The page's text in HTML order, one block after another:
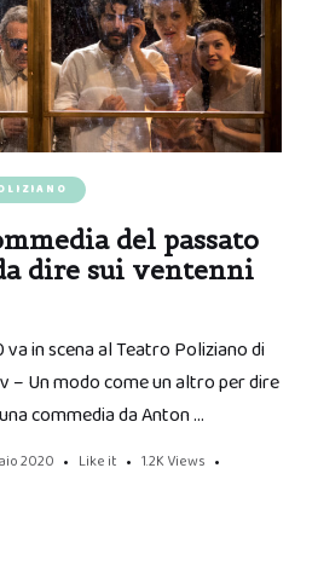
del passato
dire sui ventenni
in scena al Teatro Poliziano di
– Un modo come un altro per dire
commedia da Anton …
2020 Like it 1.2K Views